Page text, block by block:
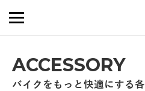
ACCESSORY
バイクをもっと快適にする